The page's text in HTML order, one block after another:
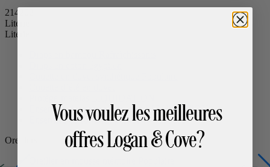
2142
Literie
Literie
Ensemble de sommeil douilletLIQUIDATION
Ensemble de sommeil premium + couette
Oreillers
Vous voulez les meilleures
offres Logan & Cove?